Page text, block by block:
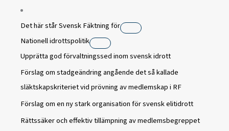
Det här står Svensk Fäktning för
Nationell idrottspolitik
Upprätta god förvaltningssed inom svensk idrott
Förslag om stadgeändring angående det så kallade
släktskapskriteriet vid prövning av medlemskap i RF
Förslag om en ny stark organisation för svensk elitidrott
Rättssäker och effektiv tillämpning av medlemsbegreppet